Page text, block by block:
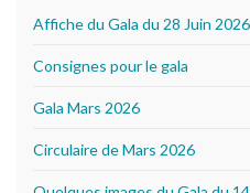
Affiche du Gala du 28 Juin 2026
Consignes pour le gala
Gala Mars 2026
Circulaire de Mars 2026